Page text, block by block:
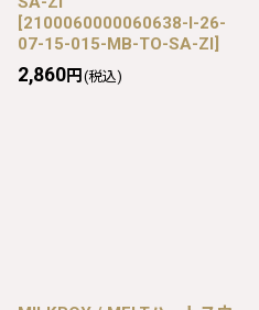
[2100060000060638-I-26-
07-15-015-MB-TO-SA-ZI]
2,860円 (税込)